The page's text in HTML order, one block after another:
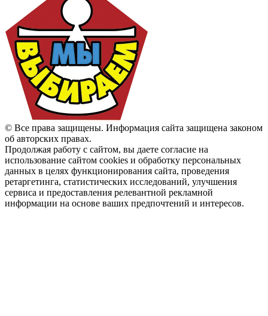
© Все права защищены. Информация сайта защищена законом
об авторских правах.
Продолжая работу с сайтом, вы даете согласие на
использование сайтом cookies и обработку персональных
данных в целях функционирования сайта, проведения
ретаргетинга, статистических исследований, улучшения
сервиса и предоставления релевантной рекламной
информации на основе ваших предпочтений и интересов.